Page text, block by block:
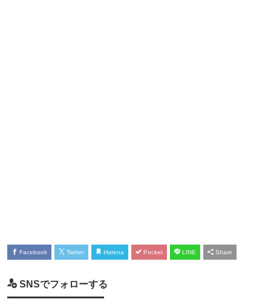
Facebook Twitter Hatena Pocket LINE Share
SNSでフォローする